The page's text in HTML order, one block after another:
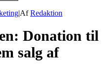
|AfRedaktion
Donation til
salg af